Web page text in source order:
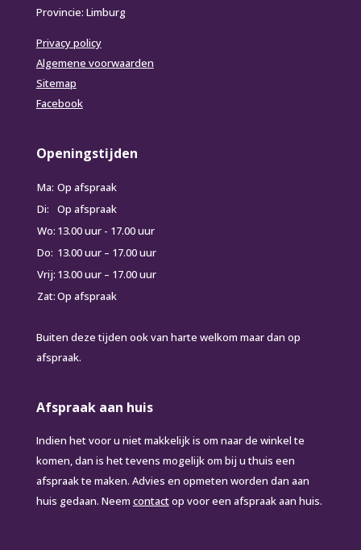
Provincie: Limburg
Privacy policy
Algemene voorwaarden
Sitemap
Facebook
Openingstijden
Ma: Op afspraak
Di:
Op afspraak
Wo: 13.00 uur - 17.00 uur
Do: 13.00 uur – 17.00 uur
Vrij: 13.00 uur – 17.00 uur
Zat:Op afspraak
Buiten deze tijden ook van harte welkom maar dan op
afspraak.
Afspraak aan huis
Indien het voor u niet makkelijk is om naar de winkel te
komen, dan is het tevens mogelijk om bij u thuis een
afspraak te maken. Advies en opmeten worden dan aan
huis gedaan. Neem contactop voor een afspraak aan huis.